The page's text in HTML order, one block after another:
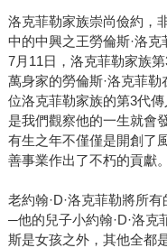
洛克菲勒家族崇尚儉約，
中的中興之王勞倫斯·洛
7月11日，洛克菲勒家族
萬身家的勞倫斯·洛克菲
位洛克菲勒家族的第3代
是我們觀察他的一生就會
有生之年不僅僅是開創了
善事業作出了不朽的貢獻。
老約翰·D·洛克菲勒將所
─他的兒子小約翰·D·洛克
斯是女孩之外，其他全都